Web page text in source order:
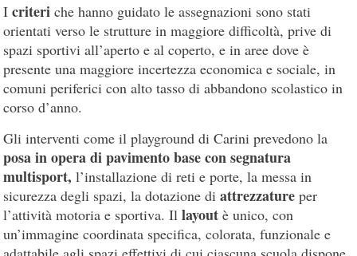
Icriteri che hanno guidato le assegnazioni sono stati
orientati verso le strutture in maggiore difficoltà, prive di
spazi sportivi all’aperto e al coperto, e in aree dove è
presente una maggiore incertezza economica e sociale, in
comuni periferici con alto tasso di abbandono scolastico in
corso d’anno.
Gli interventi come il playground di Carini prevedono la
posa in opera di pavimento base con segnatura
multisport, l’installazione di reti e porte, la messa in
sicurezza degli spazi, la dotazione diattrezzature per
l’attività motoria e sportiva. Illayout è unico, con
un’immagine coordinata specifica, colorata, funzionale e